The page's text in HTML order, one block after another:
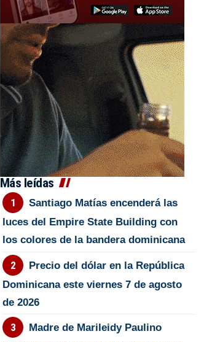
Más leídas
Santiago Matías encenderá las
luces del Empire State Building con
los colores de la bandera dominicana
Precio del dólar en la República
Dominicana este viernes 7 de agosto
de 2026
Madre de Marileidy Paulino